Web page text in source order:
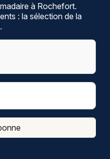
à Rochefort.
: la sélection de la